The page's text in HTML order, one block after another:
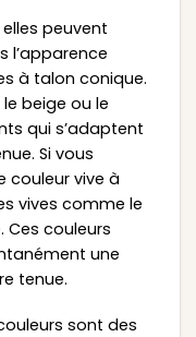
peuvent
l’apparence
à talon conique.
beige ou le
qui s’adaptent
Si vous
couleur vive à
vives comme le
Ces couleurs
une
tenue.
sont des